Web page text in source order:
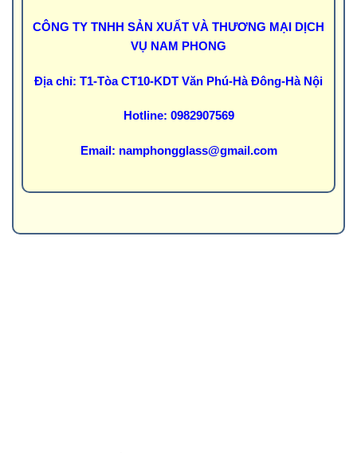
CÔNG TY TNHH SẢN XUẤT VÀ THƯƠNG MẠI DỊCH
VỤ NAM PHONG
Địa chỉ: T1-Tòa CT10-KDT Văn Phú-Hà Đông-Hà Nội
Hotline: 0982907569
Email: namphongglass@gmail.com